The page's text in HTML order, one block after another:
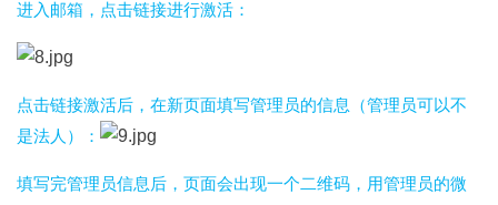
进入邮箱，点击链接进行激活：
点击链接激活后，在新页面填写管理员的信息（管理员可以不
是法人）：
填写完管理员信息后，页面会出现一个二维码，用管理员的微